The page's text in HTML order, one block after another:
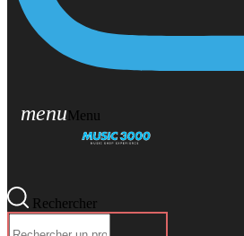
menuMenu
Rechercher